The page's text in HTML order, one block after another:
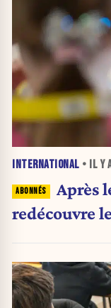
INTERNATIONAL • IL Y
Après
redécouvre